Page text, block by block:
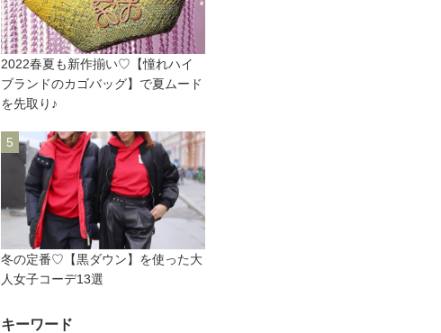
2022春夏も新作揃い♡【憧れハイ
ブランドのカゴバッグ】で夏ムード
を先取り♪
冬の定番♡【黒ダウン】を使った大
人女子コーデ13選
キーワード